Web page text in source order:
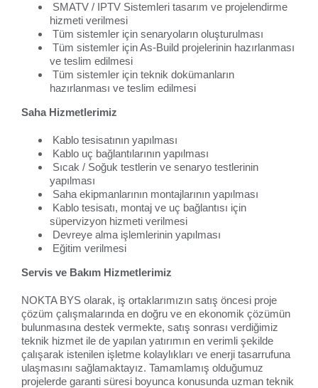
SMATV / IPTV Sistemleri tasarım ve projelendirme
hizmeti verilmesi
Tüm sistemler için senaryoların oluşturulması
Tüm sistemler için As-Build projelerinin hazırlanması
ve teslim edilmesi
Tüm sistemler için teknik dokümanların
hazırlanması ve teslim edilmesi
Saha Hizmetlerimiz
Kablo tesisatının yapılması
Kablo uç bağlantılarının yapılması
Sıcak / Soğuk testlerin ve senaryo testlerinin
yapılması
Saha ekipmanlarının montajlarının yapılması
Kablo tesisatı, montaj ve uç bağlantısı için
süpervizyon hizmeti verilmesi
Devreye alma işlemlerinin yapılması
Eğitim verilmesi
Servis ve Bakım Hizmetlerimiz
NOKTA BYS olarak, iş ortaklarımızın satış öncesi proje
çözüm çalışmalarında en doğru ve en ekonomik çözümün
bulunmasına destek vermekte, satış sonrası verdiğimiz
teknik hizmet ile de yapılan yatırımın en verimli şekilde
çalışarak istenilen işletme kolaylıkları ve enerji tasarrufuna
ulaşmasını sağlamaktayız. Tamamlamış olduğumuz
projelerde garanti süresi boyunca konusunda uzman teknik